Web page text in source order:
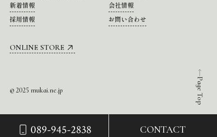
089-945-2838 CONTACT
Page Top
新着情報
会社情報
採用情報
お問い合わせ
ONLINE STORE
© 2025 mukai.ne.jp